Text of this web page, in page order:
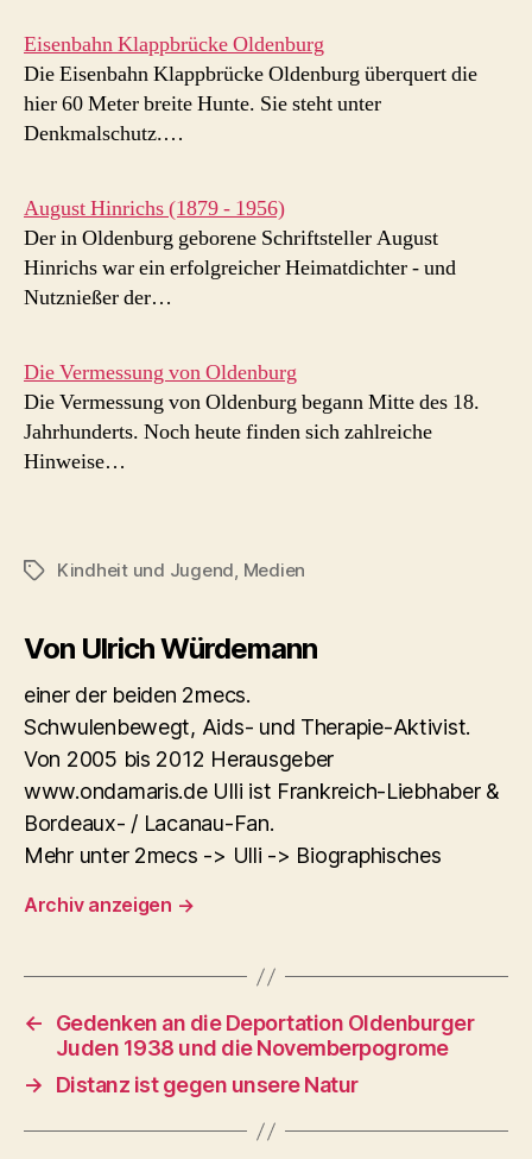
Eisenbahn Klappbrücke Oldenburg
Die Eisenbahn Klappbrücke Oldenburg überquert die
hier 60 Meter breite Hunte. Sie steht unter
Denkmalschutz.…
August Hinrichs (1879 - 1956)
Der in Oldenburg geborene Schriftsteller August
Hinrichs war ein erfolgreicher Heimatdichter - und
Nutznießer der…
Die Vermessung von Oldenburg
Die Vermessung von Oldenburg begann Mitte des 18.
Jahrhunderts. Noch heute finden sich zahlreiche
Hinweise…
Schlagwörter
Kindheit und Jugend, Medien
Von Ulrich Würdemann
einer der beiden 2mecs.
Schwulenbewegt, Aids- und Therapie-Aktivist.
Von 2005 bis 2012 Herausgeber
www.ondamaris.de Ulli ist Frankreich-Liebhaber &
Bordeaux- / Lacanau-Fan.
Mehr unter 2mecs -> Ulli -> Biographisches
Archiv anzeigen →
←
Gedenken an die Deportation Oldenburger
Juden 1938 und die Novemberpogrome
→
Distanz ist gegen unsere Natur